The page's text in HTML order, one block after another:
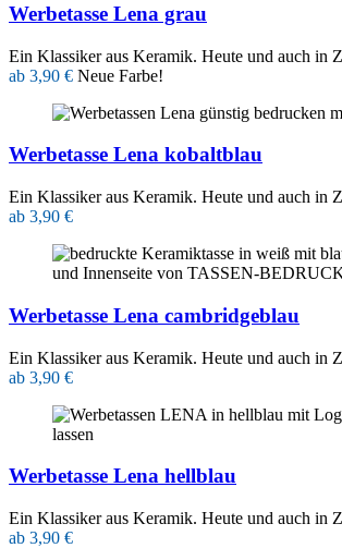
Werbetasse Lena grau
Ein Klassiker aus Keramik. Heute und auch in
ab 3,90 € Neue Farbe!
Werbetasse Lena kobaltblau
Ein Klassiker aus Keramik. Heute und auch in
ab 3,90 €
Werbetasse Lena cambridgeblau
Ein Klassiker aus Keramik. Heute und auch in
ab 3,90 €
Werbetasse Lena hellblau
Ein Klassiker aus Keramik. Heute und auch in
ab 3,90 €